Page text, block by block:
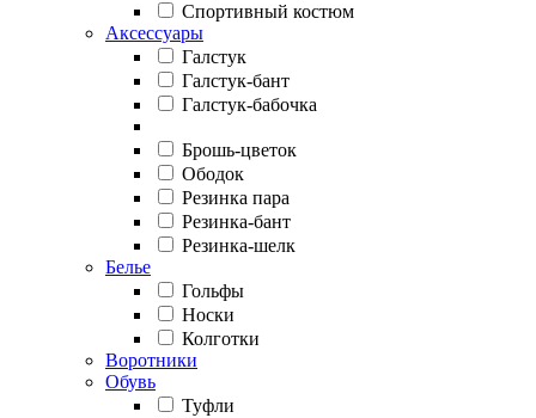
Спортивный костюм
Аксессуары
Галстук
Галстук-бант
Галстук-бабочка
Брошь-цветок
Ободок
Резинка пара
Резинка-бант
Резинка-шелк
Белье
Гольфы
Носки
Колготки
Воротники
Обувь
Туфли